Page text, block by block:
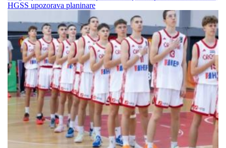
HGSS upozorava planinare